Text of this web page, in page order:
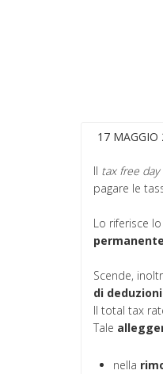
17 MAGGIO
Il tax free day
pagare le
Lo riferisce
Scende,
di
Il total tax
Tale
nella